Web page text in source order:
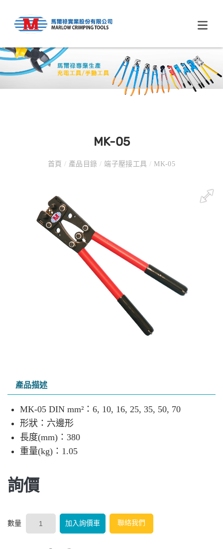
MK-05
首頁 / 產品目錄/ 端子壓接工具/ MK-05
產品描述
MK-05 DIN mm²：6, 10, 16, 25, 35, 50, 70
形狀：六邊形
長度(mm)：380
重量(kg)：1.05
詢價
數量 加入詢價車 聯絡我們